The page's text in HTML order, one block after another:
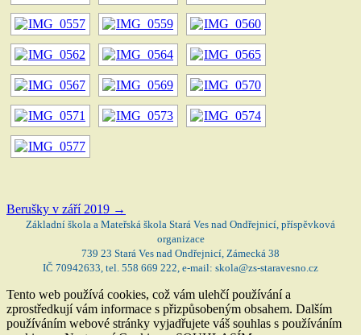
Berušky v září 2019 →
Základní škola a Mateřská škola Stará Ves nad Ondřejnicí, příspěvková
organizace
739 23 Stará Ves nad Ondřejnicí, Zámecká 38
IČ 70942633, tel. 558 669 222, e-mail: skola@zs-staravesno.cz
Tento web používá cookies, což vám ulehčí používání a
zprostředkují vám informace s přizpůsobeným obsahem. Dalším
používáním webové stránky vyjadřujete váš souhlas s používáním